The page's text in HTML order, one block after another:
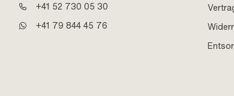
+41 52 730 05 30
+41 79 844 45 76